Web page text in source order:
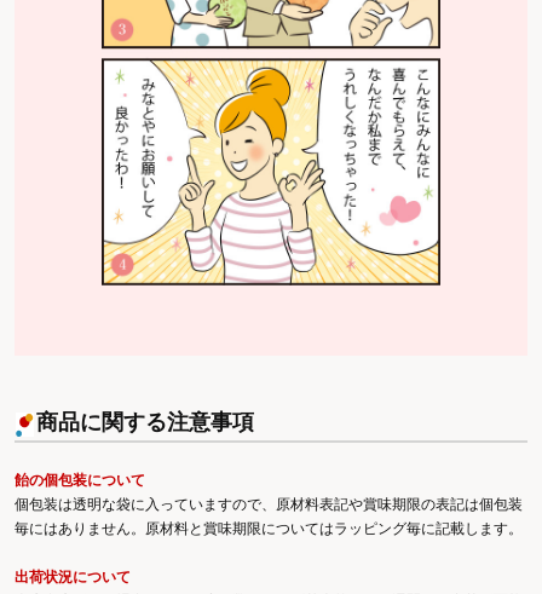
商品に関する注意事項
飴の個包装について
個包装は透明な袋に入っていますので、原材料表記や賞味期限の表記は個包装
毎にはありません。原材料と賞味期限についてはラッピング毎に記載します。
出荷状況について